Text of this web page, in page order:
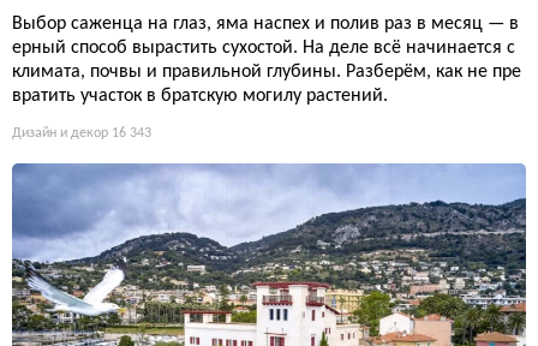
Выбор саженца на глаз, яма наспех и полив раз в месяц — в
ерный способ вырастить сухостой. На деле всё начинается с
климата, почвы и правильной глубины. Разберём, как не пре
вратить участок в братскую могилу растений.
Дизайн и декор 16 343